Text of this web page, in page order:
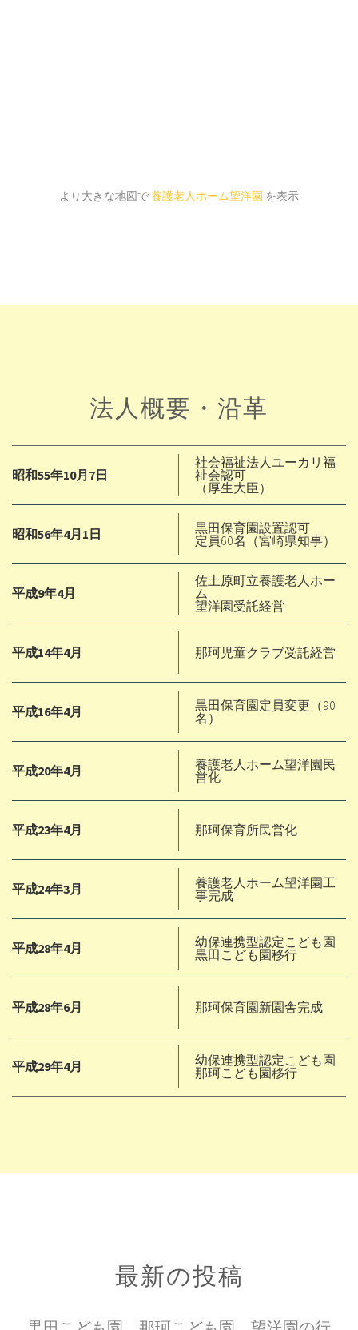
より大きな地図で養護老人ホーム望洋園 を表示
法人概要・沿革
昭和55年10月7日
社会福祉法人ユーカリ福
祉会認可
（厚生大臣）
昭和56年4月1日
黒田保育園設置認可
定員60名（宮崎県知事）
平成9年4月
佐土原町立養護老人ホー
ム
望洋園受託経営
平成14年4月 那珂児童クラブ受託経営
平成16年4月
黒田保育園定員変更（90
名）
平成20年4月
養護老人ホーム望洋園民
営化
平成23年4月 那珂保育所民営化
平成24年3月
養護老人ホーム望洋園工
事完成
平成28年4月
幼保連携型認定こども園
黒田こども園移行
平成28年6月 那珂保育園新園舎完成
平成29年4月
幼保連携型認定こども園
那珂こども園移行
最新の投稿